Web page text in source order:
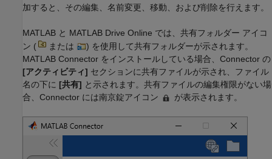
加すると、その編集、名前変更、移動、および削除を行えます。
MATLAB と MATLAB Drive Online では、共有フォルダー アイコ
ン (
または
) を使用して共有フォルダーが示されます。
MATLAB Connector をインストールしている場合、Connector の
[アクティビティ] セクションに共有ファイルが示され、ファイル
名の下に [共有] と示されます。共有ファイルの編集権限がない場
合、Connector には南京錠アイコン
が表示されます。